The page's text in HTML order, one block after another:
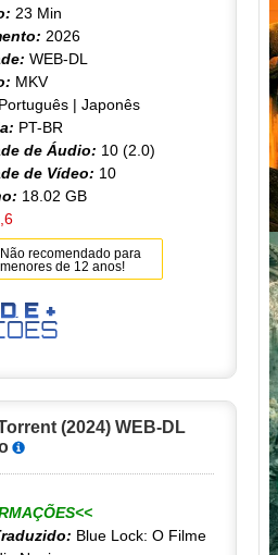
23 Min
2026
WEB-DL
MKV
Português | Japonês
PT-BR
de Áudio: 10 (2.0)
de Vídeo: 10
18.02 GB
Não recomendado para
menores de 12 anos!
(2024) WEB-DL
Blue Lock: O Filme